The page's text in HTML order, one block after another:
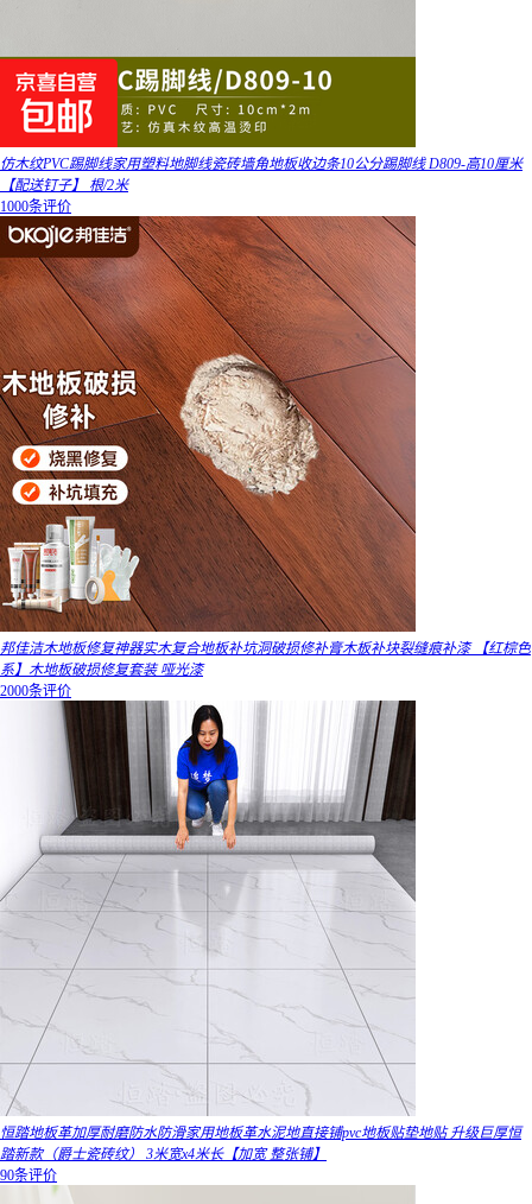
仿木纹PVC踢脚线家用塑料地脚线瓷砖墙角地板收边条10公分踢脚线 D809-高10厘米
【配送钉子】 根/2米
1000条评价
邦佳洁木地板修复神器实木复合地板补坑洞破损修补膏木板补块裂缝痕补漆 【红棕色
系】木地板破损修复套装 哑光漆
2000条评价
恒踏地板革加厚耐磨防水防滑家用地板革水泥地直接铺pvc地板贴垫地贴 升级巨厚恒
踏新款（爵士瓷砖纹） 3米宽x4米长【加宽 整张铺】
90条评价